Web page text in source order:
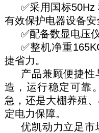
✅采用国标50Hz
有效保护电器设备安
✅配备数显电压
✅整机净重
捷省力。
产品兼顾便捷
造，运行稳定可靠
急，还是大棚养殖
定电力保障。
优凯动力立足市